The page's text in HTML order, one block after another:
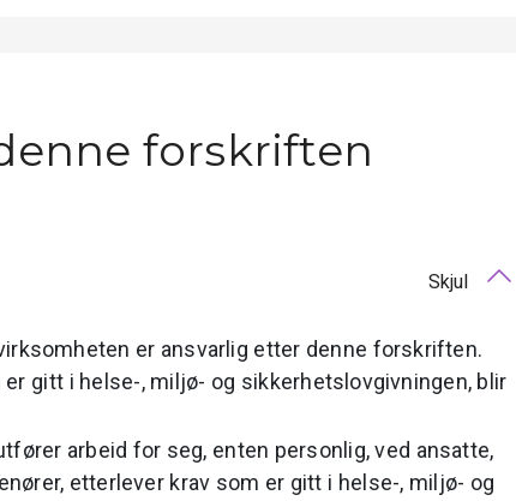
forskriften
Skjul
er ansvarlig etter denne forskriften.
gitt i helse-, miljø- og sikkerhetslovgivningen, blir
arbeid for seg, enten personlig, ved ansatte,
etterlever krav som er gitt i helse-, miljø- og